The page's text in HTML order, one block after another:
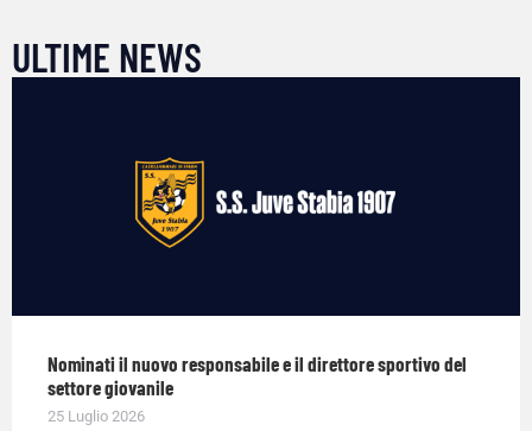
ULTIME NEWS
Nominati il nuovo responsabile e il direttore sportivo del
settore giovanile
25 Luglio 2026